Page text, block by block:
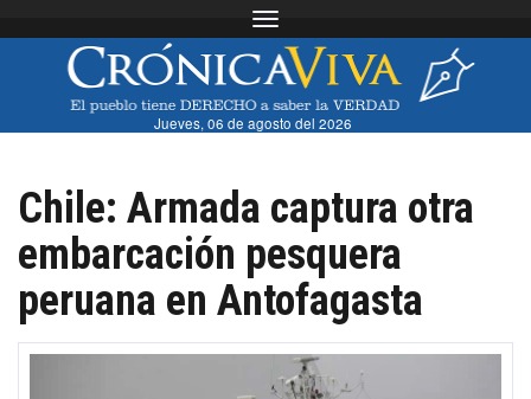
Toggle navigation
Jueves, 06 de agosto del 2026
Chile: Armada captura otra
embarcación pesquera
peruana en Antofagasta